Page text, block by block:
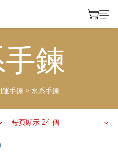
鍊
手鍊 > 水系手鍊
每頁顯示 24 個